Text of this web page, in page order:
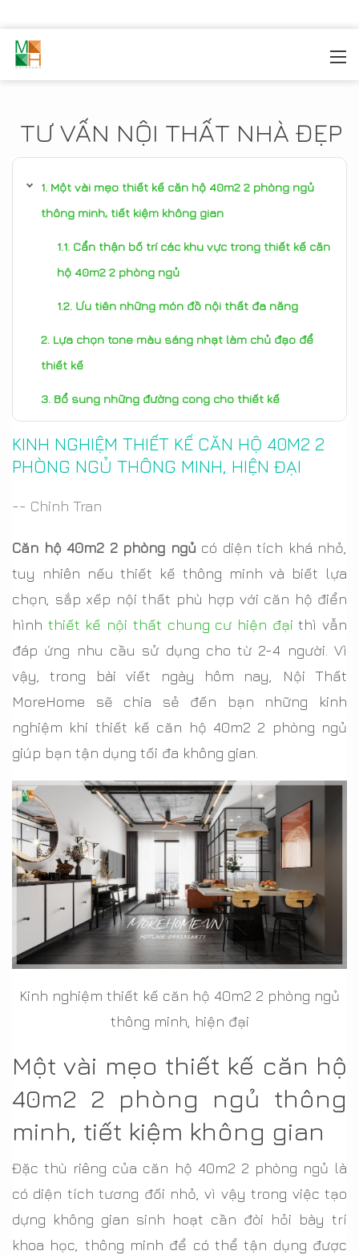
TƯ VẤN NỘI THẤT NHÀ ĐẸP
Một vài mẹo thiết kế căn hộ 40m2 2 phòng ngủ
thông minh, tiết kiệm không gian
Cẩn thận bố trí các khu vực trong thiết kế căn
hộ 40m2 2 phòng ngủ
Ưu tiên những món đồ nội thất đa năng
Lựa chọn tone màu sáng nhạt làm chủ đạo để
thiết kế
Bổ sung những đường cong cho thiết kế
KINH NGHIỆM THIẾT KẾ CĂN HỘ 40M2 2
PHÒNG NGỦ THÔNG MINH, HIỆN ĐẠI
-- Chinh Tran
Căn hộ 40m2 2 phòng ngủ có diện tích khá nhỏ,
tuy nhiên nếu thiết kế thông minh và biết lựa
chọn, sắp xếp nội thất phù hợp với căn hộ điển
hình thiết kế nội thất chung cư hiện đại thì vẫn
đáp ứng nhu cầu sử dụng cho từ 2-4 người. Vì
vậy, trong bài viết ngày hôm nay, Nội Thất
MoreHome sẽ chia sẻ đến bạn những kinh
nghiệm khi thiết kế căn hộ 40m2 2 phòng ngủ
giúp bạn tận dụng tối đa không gian.
Kinh nghiệm thiết kế căn hộ 40m2 2 phòng ngủ
thông minh, hiện đại
Một vài mẹo thiết kế căn hộ
40m2 2 phòng ngủ thông
minh, tiết kiệm không gian
Đặc thù riêng của căn hộ 40m2 2 phòng ngủ là
có diện tích tương đối nhỏ, vì vậy trong việc tạo
dựng không gian sinh hoạt cần đòi hỏi bày trí
khoa học, thông minh để có thể tận dụng được